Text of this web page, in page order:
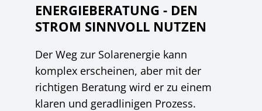
ENERGIEBERATUNG - DEN
STROM SINNVOLL NUTZEN
Der Weg zur Solarenergie kann
komplex erscheinen, aber mit der
richtigen Beratung wird er zu einem
klaren und geradlinigen Prozess.